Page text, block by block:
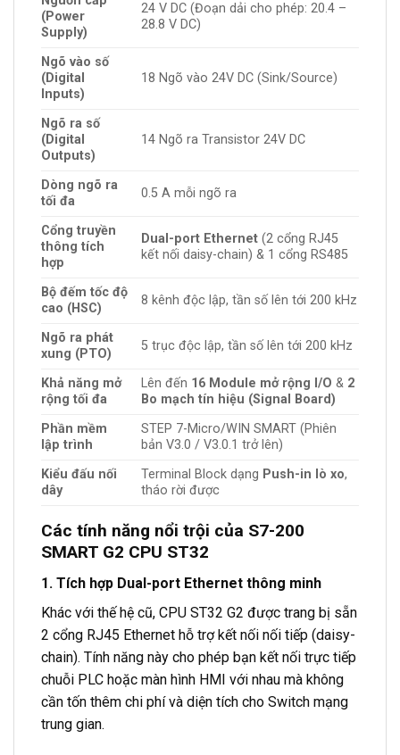
(Power
Supply)
24 V DC (Đoạn dải cho phép: 20.4 –
28.8 V DC)
Ngõ vào số
(Digital
Inputs)
18 Ngõ vào 24V DC (Sink/Source)
Ngõ ra số
(Digital
Outputs)
14 Ngõ ra Transistor 24V DC
Dòng ngõ ra
tối đa
0.5 A mỗi ngõ ra
Cổng truyền
thông tích
hợp
Dual-port Ethernet (2 cổng RJ45
kết nối daisy-chain) & 1 cổng RS485
Bộ đếm tốc độ
cao (HSC)
8 kênh độc lập, tần số lên tới 200 kHz
Ngõ ra phát
xung (PTO)
5 trục độc lập, tần số lên tới 200 kHz
Khả năng mở
rộng tối đa
Lên đến 16 Module mở rộng I/O & 2
Bo mạch tín hiệu (Signal Board)
Phần mềm
lập trình
STEP 7-Micro/WIN SMART (Phiên
bản V3.0 / V3.0.1 trở lên)
Kiểu đấu nối
dây
Terminal Block dạng Push-in lò xo,
tháo rời được
Các tính năng nổi trội của S7-200
SMART G2 CPU ST32
1. Tích hợp Dual-port Ethernet thông minh
Khác với thế hệ cũ, CPU ST32 G2 được trang bị sẵn
2 cổng RJ45 Ethernet hỗ trợ kết nối nối tiếp (daisy-
chain). Tính năng này cho phép bạn kết nối trực tiếp
chuỗi PLC hoặc màn hình HMI với nhau mà không
cần tốn thêm chi phí và diện tích cho Switch mạng
trung gian.